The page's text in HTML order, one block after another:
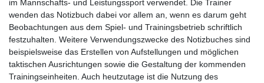
im Mannschafts- und Leistungssport verwendet. Die Trainer
wenden das Notizbuch dabei vor allem an, wenn es darum geht
Beobachtungen aus dem Spiel- und Trainingsbetrieb schriftlich
festzuhalten. Weitere Verwendungszwecke des Notizbuches sind
beispielsweise das Erstellen von Aufstellungen und möglichen
taktischen Ausrichtungen sowie die Gestaltung der kommenden
Trainingseinheiten. Auch heutzutage ist die Nutzung des